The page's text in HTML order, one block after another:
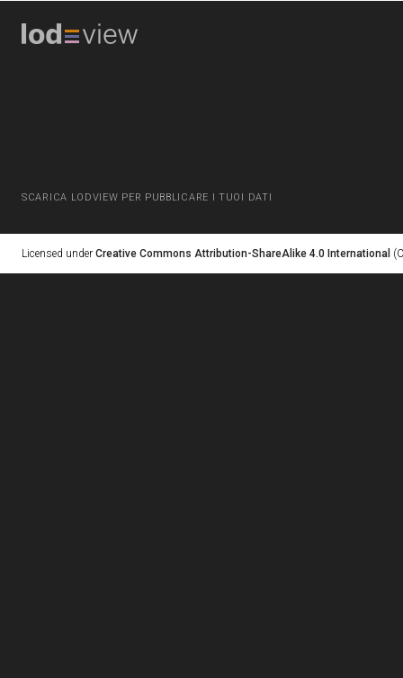
SCARICA LODVIEW PER PUBBLICARE I TUOI DATI
Licensed under Creative Commons Attribution-ShareAlike 4.0 International